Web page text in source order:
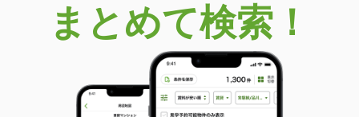
まとめて検索！